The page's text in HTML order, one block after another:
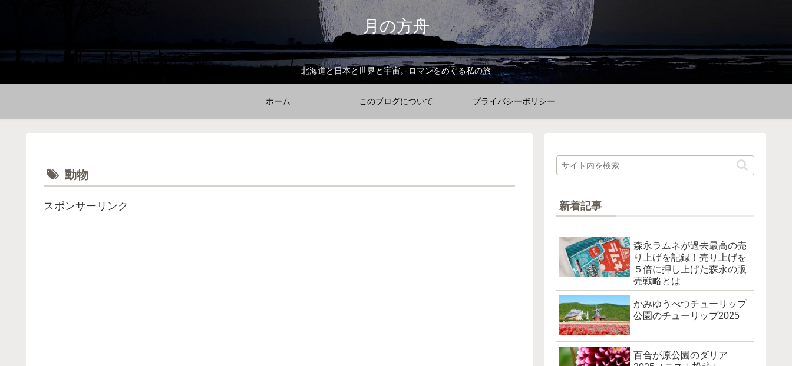
月の方舟
北海道と日本と世界と宇宙。ロマンをめぐる私の旅
ホーム このブログについて プライバシーポリシー
動物
スポンサーリンク 新着記事
森永ラムネが過去最高の売
り上げを記録！売り上げを
５倍に押し上げた森永の販
売戦略とは
かみゆうべつチューリップ
公園のチューリップ2025
百合が原公園のダリア